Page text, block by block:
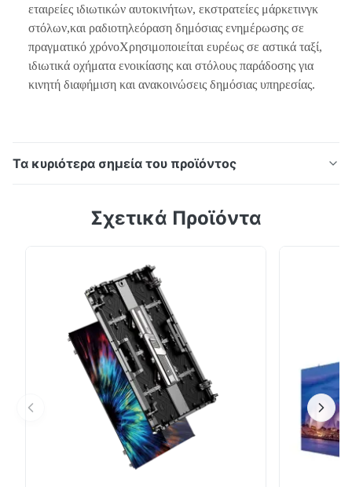
εταιρείες ιδιωτικών αυτοκινήτων, εκστρατείες μάρκετινγκ
στόλων,και ραδιοτηλεόραση δημόσιας ενημέρωσης σε
πραγματικό χρόνοΧρησιμοποιείται ευρέως σε αστικά ταξί,
ιδιωτικά οχήματα ενοικίασης και στόλους παράδοσης για
κινητή διαφήμιση και ανακοινώσεις δημόσιας υπηρεσίας.
Τα κυριότερα σημεία του προϊόντος
και 60%, 4500-5000cd/㎡ υψηλή φωτεινότητα,
διαφημίσεις DOOH που τοποθετούνται στο πίσω
Σχετικά Προϊόντα